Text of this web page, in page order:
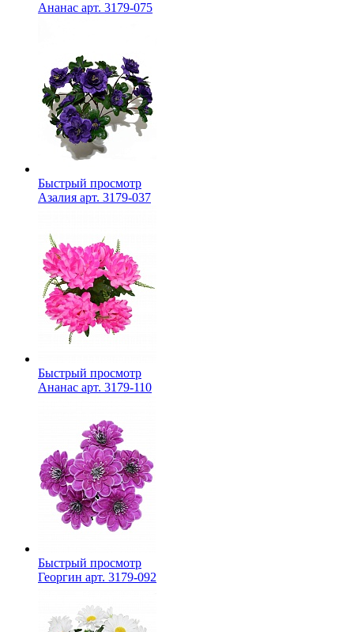
Ананас арт. 3179-075
Быстрый просмотр
Азалия арт. 3179-037
Быстрый просмотр
Ананас арт. 3179-110
Быстрый просмотр
Георгин арт. 3179-092